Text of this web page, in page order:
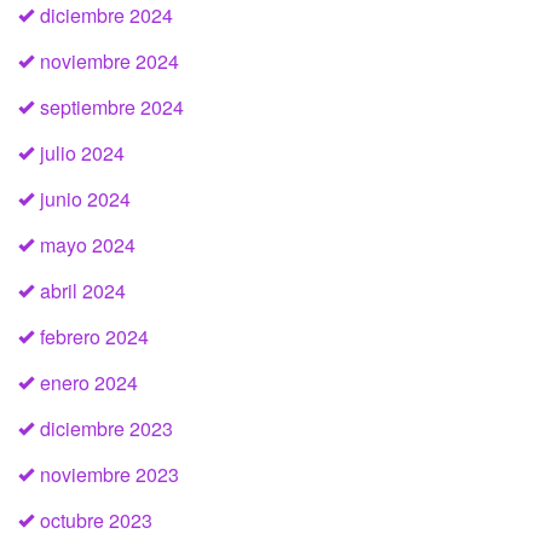
diciembre 2024
noviembre 2024
septiembre 2024
julio 2024
junio 2024
mayo 2024
abril 2024
febrero 2024
enero 2024
diciembre 2023
noviembre 2023
octubre 2023